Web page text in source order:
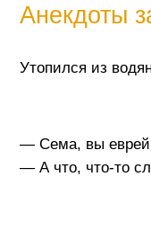
Анекдоты
Утопился из
— Сема, вы
— А что, что-то